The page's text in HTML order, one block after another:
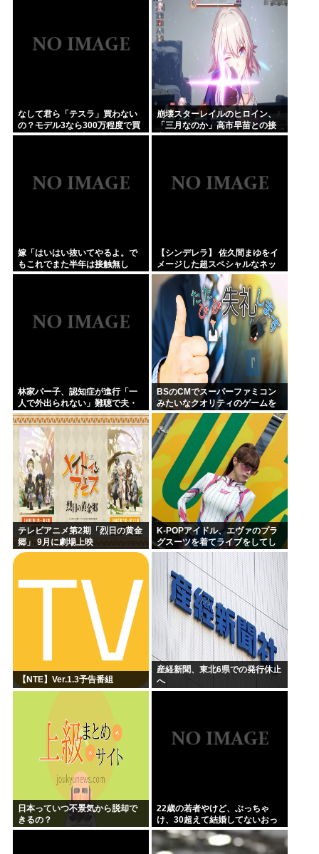
なして君ら「テスラ」買わない
の？モデル3なら300万程度で買
える.コスパ最強車がここにある
崩壊スターレイルのヒロイン、
「三月なのか」高市早苗との接
点があまりにも多すぎる。もし
嫁「はいはい抜いてやるよ。で
もこれでまた半年は接触無し
な」 暗黙のこれツラ過ぎるだろ
【シンデレラ】 佐久間まゆをイ
メージした超スペシャルなネッ
クレスが登場する件について
林家パー子、認知症が進行「一
人で外出られない」難聴で夫・
ペーと「筆談」…自宅全焼から
約1年
BSのCMでスーパーファミコン
みたいなクオリティのゲームを
8000円ぐらいで売ってるでしょ
テレビアニメ第2期「烈日の黄金
郷」 9月に劇場上映
K-POPアイドル、エヴァのプラ
グスーツを着てライブをしてし
まう…これは非常にえちち
【NTE】Ver.1.3予告番組
産経新聞、東北6県での発行休止
へ
日本っていつ不景気から脱却で
きるの？
22歳の若者やけど、ぶっちゃ
け、30超えて結婚してないおっ
さんのこと見下してる